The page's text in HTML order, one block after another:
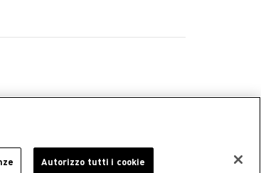
Autorizzo tutti i cookie